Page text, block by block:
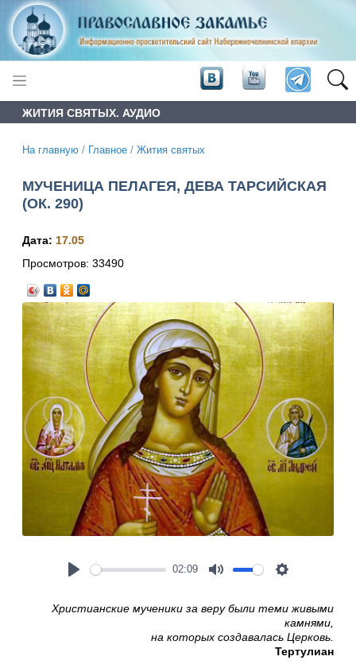
ЖИТИЯ СВЯТЫХ. АУДИО
На главную / Главное / Жития святых
МУЧЕНИЦА ПЕЛАГЕЯ, ДЕВА ТАРСИЙСКАЯ
(ОК. 290)
Дата: 17.05
Просмотров: 33490
02:09
Христианские мученики за веру были теми живыми
камнями,
на которых создавалась Церковь.
Тертулиан